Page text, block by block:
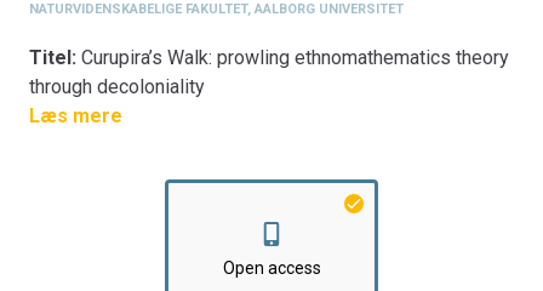
NATURVIDENSKABELIGE FAKULTET, AALBORG UNIVERSITET
Titel: Curupira’s Walk: prowling ethnomathematics theory
through decoloniality
Fakultet:Det Tekniske Fakultet for IT og Design
Læs mere
Open access